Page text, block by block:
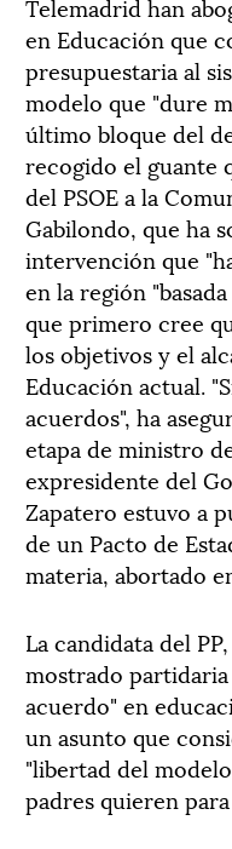
Telemadrid han
en Educación que
presupuestaria al
modelo que "dure
último bloque del
recogido el guante
del PSOE a la
Gabilondo, que ha
intervención que
en la región
que primero cree
los objetivos y el
Educación actual.
acuerdos", ha
etapa de ministro
expresidente del
Zapatero estuvo a
de un Pacto de
materia, abortado
La candidata del
mostrado
acuerdo" en
un asunto que
"libertad del
padres quieren